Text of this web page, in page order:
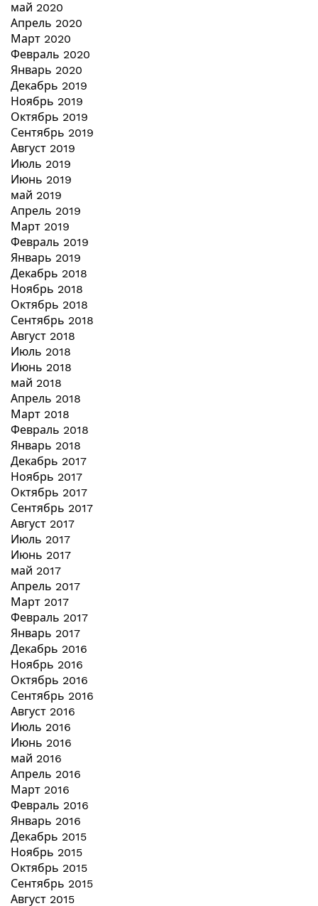
май 2020
Апрель 2020
Март 2020
Февраль 2020
Январь 2020
Декабрь 2019
Ноябрь 2019
Октябрь 2019
Сентябрь 2019
Август 2019
Июль 2019
Июнь 2019
май 2019
Апрель 2019
Март 2019
Февраль 2019
Январь 2019
Декабрь 2018
Ноябрь 2018
Октябрь 2018
Сентябрь 2018
Август 2018
Июль 2018
Июнь 2018
май 2018
Апрель 2018
Март 2018
Февраль 2018
Январь 2018
Декабрь 2017
Ноябрь 2017
Октябрь 2017
Сентябрь 2017
Август 2017
Июль 2017
Июнь 2017
май 2017
Апрель 2017
Март 2017
Февраль 2017
Январь 2017
Декабрь 2016
Ноябрь 2016
Октябрь 2016
Сентябрь 2016
Август 2016
Июль 2016
Июнь 2016
май 2016
Апрель 2016
Март 2016
Февраль 2016
Январь 2016
Декабрь 2015
Ноябрь 2015
Октябрь 2015
Сентябрь 2015
Август 2015